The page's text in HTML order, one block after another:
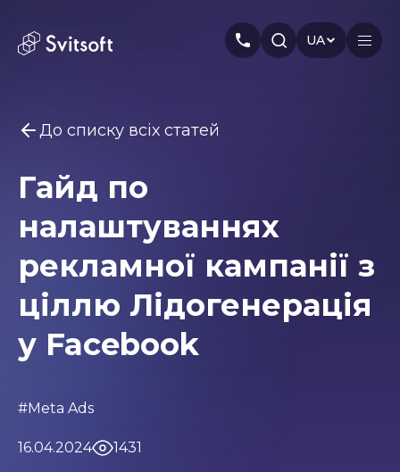
UA
Вам може бути цікаво
Marketing Meta Ads Web-dev
Політика приватності
Головна
Послуги
Індустрія
Про нас
Кейси
Статті
Автори
Контакти
До списку всіх статей
Гайд по
налаштуваннях
рекламної кампанії з
ціллю Лідогенерація
у Facebook
#Meta Ads
16.04.2024 1431